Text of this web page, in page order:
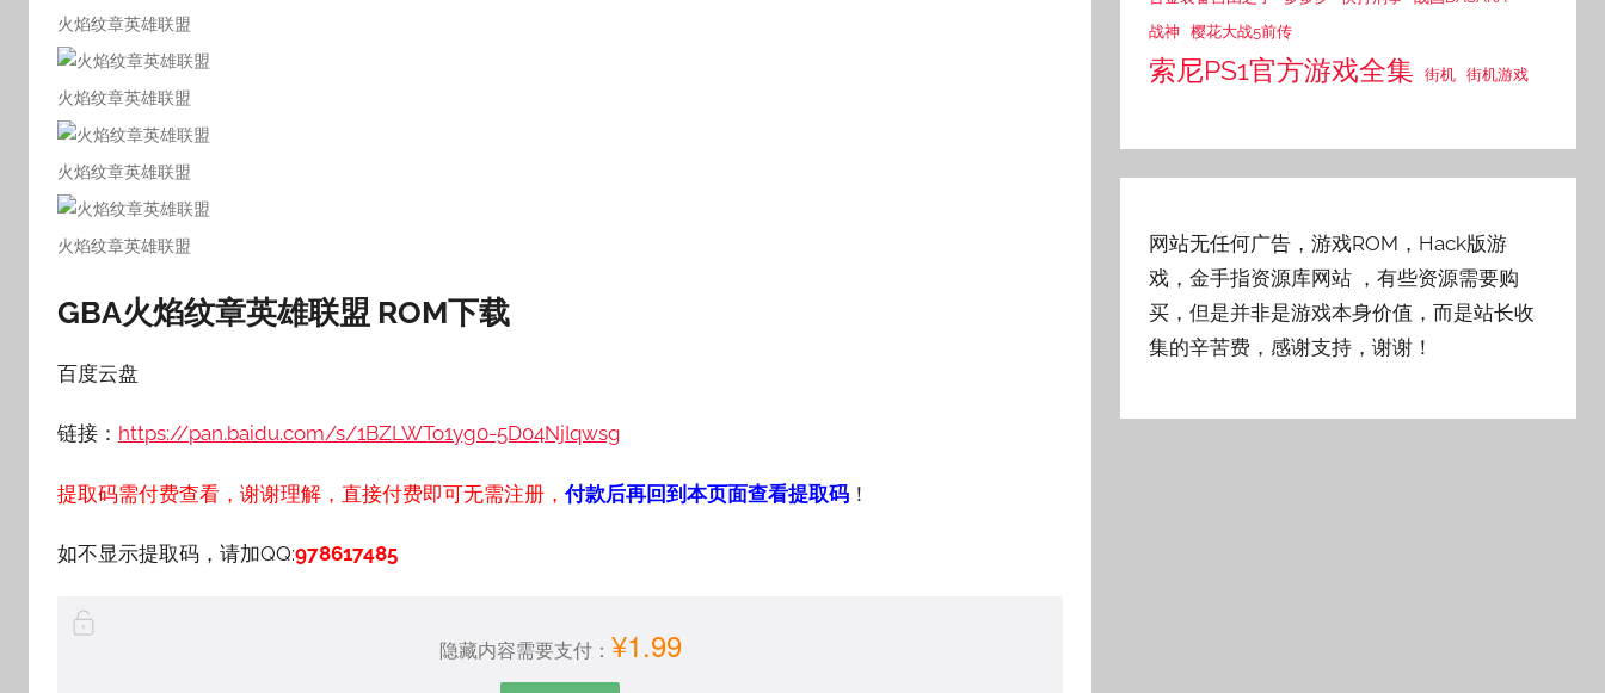
火焰纹章英雄联盟
火焰纹章英雄联盟
火焰纹章英雄联盟
火焰纹章英雄联盟
GBA火焰纹章英雄联盟 ROM下载
百度云盘
链接： https://pan.baidu.com/s/1BZLWTo1yg0-5D04NjIqwsg
提取码需付费查看，谢谢理解，直接付费即可无需注册，付款后再回到本页面查看提取码 ！
如不显示提取码，请加QQ:978617485
隐藏内容需要支付： ¥1.99
战神
樱花大战5前传
索尼PS1官方游戏全集 街机 街机游戏
网站无任何广告，游戏ROM，Hack版游
戏，金手指资源库网站 ，有些资源需要购
买，但是并非是游戏本身价值，而是站长收
集的辛苦费，感谢支持，谢谢！